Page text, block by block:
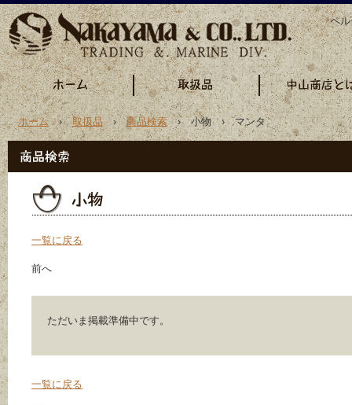
ペ
ホーム›取扱品›商品検索› 小物 › マンタ
一覧に戻る
前へ
ただいま掲載準備中です。
一覧に戻る